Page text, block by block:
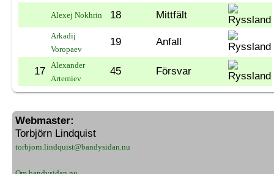
Alexej Nokhrin 18 Mittfält
Arkadij
Voropaev
19 Anfall
17
Alexander
Artemiev
45 Försvar
Webmaster:
Torbjörn Lindquist
torbjorn.lindquist@bandysidan.nu